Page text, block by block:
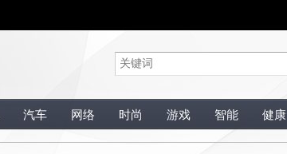
汽车 网络 时尚 游戏 智能 健康